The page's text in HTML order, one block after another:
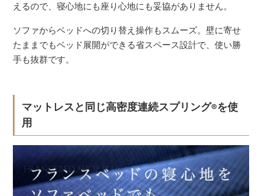
えるので、寝心地にも座り心地にも妥協がありません。
ソファからベッドへの切り替え操作もスムーズ。壁に寄せ
たままでもベッド展開ができる省スペース設計で、使い勝
手も抜群です。
マットレスと同じ高密度連続スプリング®を使
用